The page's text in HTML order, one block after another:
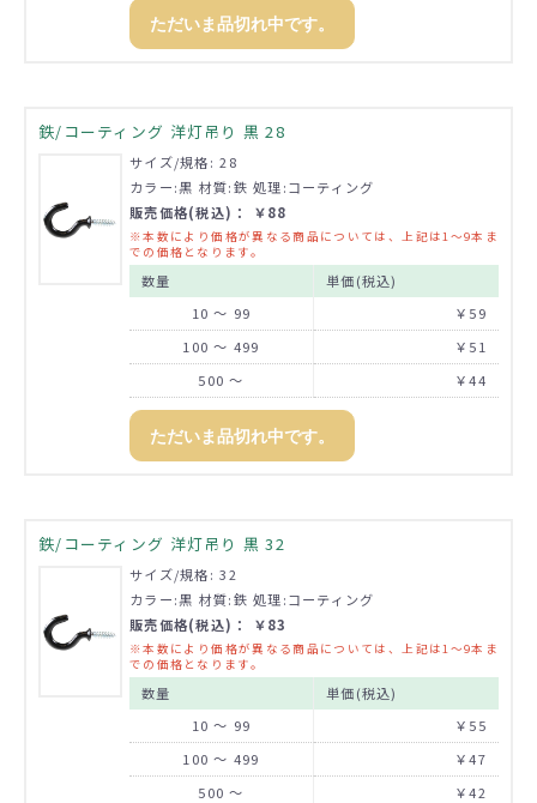
ただいま品切れ中です。
鉄/コーティング 洋灯吊り 黒 28
サイズ/規格: 28
カラー:黒 材質:鉄 処理:コーティング
販売価格(税込)： ￥88
※本数により価格が異なる商品については、上記は1～9本ま
での価格となります。
数量
単価(税込)
10 ～ 99
￥59
100 ～ 499
￥51
500 ～
￥44
ただいま品切れ中です。
鉄/コーティング 洋灯吊り 黒 32
サイズ/規格: 32
カラー:黒 材質:鉄 処理:コーティング
販売価格(税込)： ￥83
※本数により価格が異なる商品については、上記は1～9本ま
での価格となります。
数量
単価(税込)
10 ～ 99
￥55
100 ～ 499
￥47
500 ～
￥42